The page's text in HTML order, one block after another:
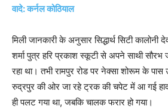
वादे: कर्नल कोठियाल
मिली जानकारी के अनुसार सिद्धार्थ सिटी कालोनी
शर्मा पुत्र हरि प्रकाश स्कूटी से अपने साथी
रहा था। तभी रामपुर रोड पर नेक्सा शोरूम के पास
रुद्रपुर की ओर जा रहे ट्रक की चपेट में आ गई
ही पलट गया था, जबकि चालक फरार हो गया।